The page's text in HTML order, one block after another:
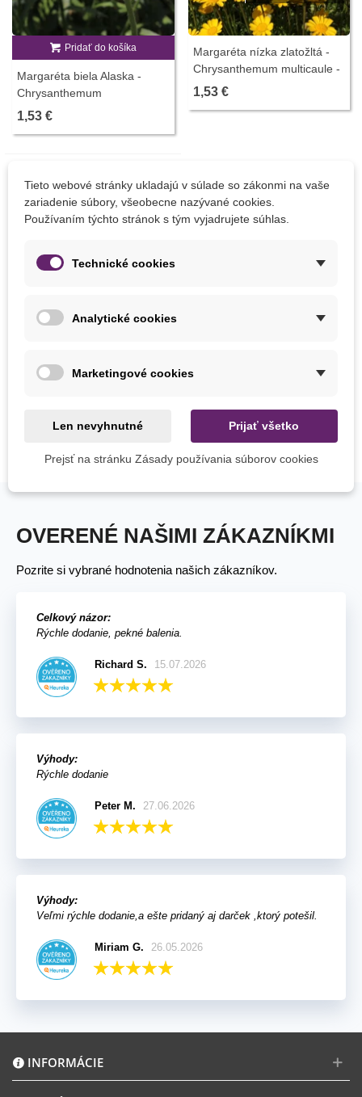
Pridať do košíka
Margaréta biela Alaska -
Chrysanthemum
leucanthemum max. - predaj
1,53 €
Margaréta nízka zlatožltá -
Chrysanthemum multicaule -
predaj semien - 350 ks
1,53 €
Nemáme na sklade
Margaréta Robinson ružová
margaréty - 100 ks
Zobrazuje sa 1-5 z 5 položiek
OVERENÉ NAŠIMI ZÁKAZNÍKMI
Pozrite si vybrané hodnotenia našich zákazníkov.
Celkový názor:
Rýchle dodanie, pekné balenia.
Richard S. 15.07.2026
Výhody:
Rýchle dodanie
Peter M. 27.06.2026
Výhody:
Veľmi rýchle dodanie,a ešte pridaný aj darček ,ktorý potešil.
Miriam G. 26.05.2026
INFORMÁCIE
Tieto webové stránky ukladajú v súlade so zákonmi na vaše
zariadenie súbory, všeobecne nazývané cookies.
Používaním týchto stránok s tým vyjadrujete súhlas.
Technické cookies
Analytické cookies
Marketingové cookies
Len nevyhnutné Prijať všetko
Prejsť na stránku Zásady používania súborov cookies